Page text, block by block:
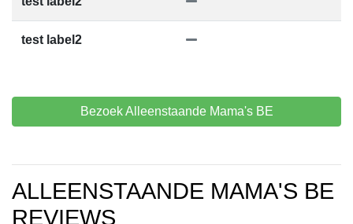
test label2
Bezoek Alleenstaande Mama's BE
ALLEENSTAANDE MAMA'S BE
REVIEWS